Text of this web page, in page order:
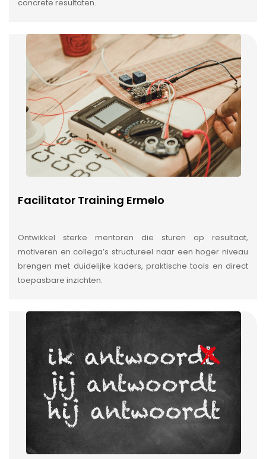
concrete resultaten.
Facilitator Training Ermelo
Ontwikkel sterke mentoren die sturen op resultaat,
motiveren en collega’s structureel naar een hoger niveau
brengen met duidelijke kaders, praktische tools en direct
toepasbare inzichten.